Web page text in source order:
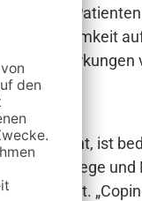
der
erleiden.
spricht, ist
auch Wege